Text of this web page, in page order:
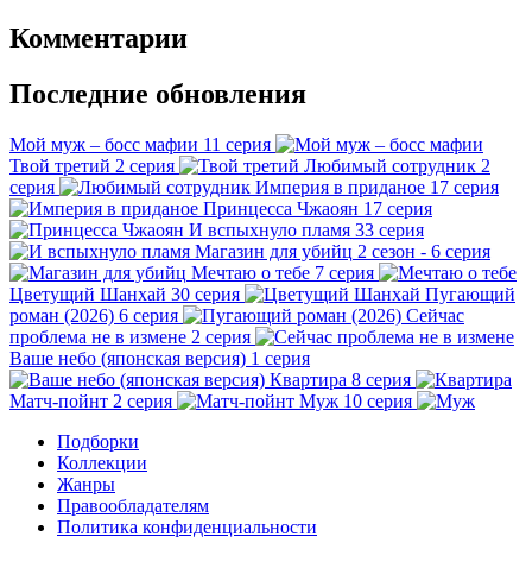
Комментарии
Последние обновления
Мой муж – босс мафии 11 серия
Твой третий 2 серия Любимый сотрудник 2
серия
Империя в приданое 17 серия
Принцесса Чжаоян 17 серия
И вспыхнуло пламя 33 серия
Магазин для убийц 2 сезон - 6 серия
Мечтаю о тебе 7 серия
Цветущий Шанхай 30 серия
Пугающий
роман (2026) 6 серия
Сейчас
проблема не в измене 2 серия
Ваше небо (японская версия) 1 серия
Квартира 8 серия
Матч-пойнт 2 серия Муж 10 серия
Подборки
Коллекции
Жанры
Правообладателям
Политика конфиденциальности